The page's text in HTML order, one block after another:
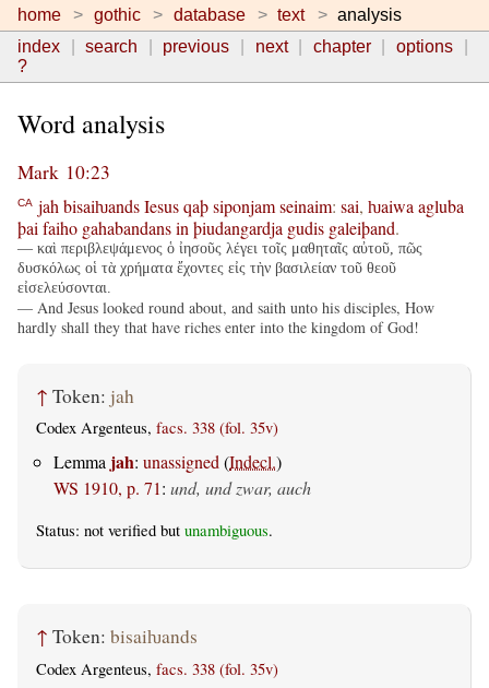
home gothic database text
analysis
index
search previous next chapter
options
?
Word analysis
Mark 10:23
CA jah bisaiƕandsIesusqaþsiponjamseinaim: sai, ƕaiwa agluba
þai faiho gahabandansin þiudangardja gudis galeiþand.
— καὶ περιβλεψάμενος ὁ ἰησοῦς λέγει τοῖς μαθηταῖς αὐτοῦ, πῶς
δυσκόλως οἱ τὰ χρήματα ἔχοντες εἰς τὴν βασιλείαν τοῦ θεοῦ
εἰσελεύσονται.
— And Jesus looked round about, and saith unto his disciples, How
hardly shall they that have riches enter into the kingdom of God!
↑ Token: jah
Codex Argenteus, facs. 338 (fol. 35v)
Lemma jah: unassigned (Indecl.)
WS 1910, p. 71: und, und zwar, auch
Status: not verified but unambiguous.
↑ Token: bisaiƕands
Codex Argenteus, facs. 338 (fol. 35v)